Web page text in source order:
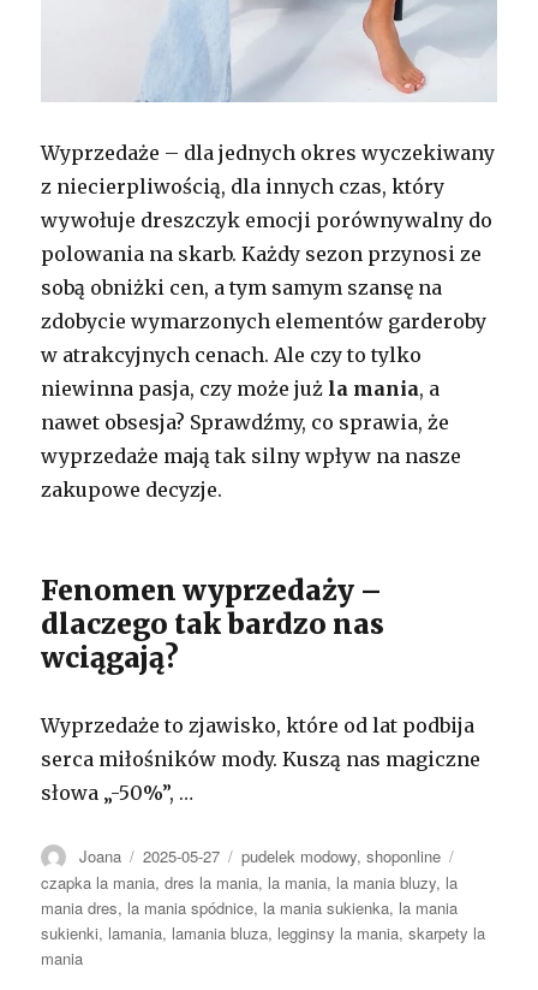
Wyprzedaże – dla jednych okres wyczekiwany
z niecierpliwością, dla innych czas, który
wywołuje dreszczyk emocji porównywalny do
polowania na skarb. Każdy sezon przynosi ze
sobą obniżki cen, a tym samym szansę na
zdobycie wymarzonych elementów garderoby
w atrakcyjnych cenach. Ale czy to tylko
niewinna pasja, czy może już la mania, a
nawet obsesja? Sprawdźmy, co sprawia, że
wyprzedaże mają tak silny wpływ na nasze
zakupowe decyzje.
Fenomen wyprzedaży –
dlaczego tak bardzo nas
wciągają?
Wyprzedaże to zjawisko, które od lat podbija
serca miłośników mody. Kuszą nas magiczne
słowa „-50%”, …
Autor
Joana Opublikowano
2025-05-27 Kategorie
pudelek modowy,shoponline
czapka la mania,dres la mania, la mania, la mania bluzy, la
mania dres, la mania spódnice, la mania sukienka, la mania
sukienki, lamania, lamania bluza, legginsy la mania,skarpety la
mania